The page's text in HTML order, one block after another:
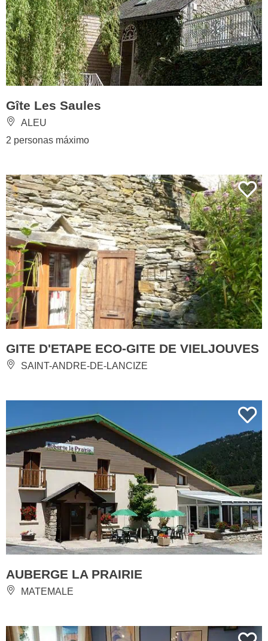
Gîte Les Saules
ALEU
2 personas máximo
GITE D'ETAPE ECO-GITE DE VIELJOUVES
SAINT-ANDRE-DE-LANCIZE
AUBERGE LA PRAIRIE
MATEMALE